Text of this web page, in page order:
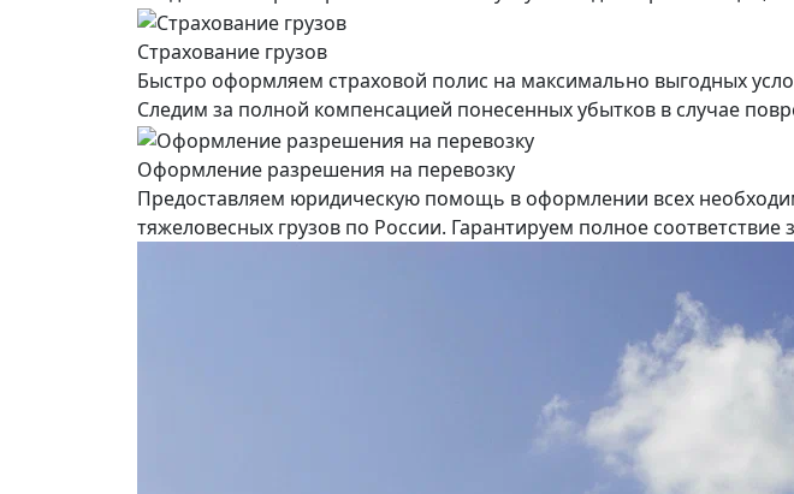
Страхование грузов
Быстро оформляем страховой полис на максимально выгодных
Следим за полной компенсацией понесенных убытков в случае
Оформление разрешения на перевозку
Предоставляем юридическую помощь в оформлении всех
тяжеловесных грузов по России. Гарантируем полное